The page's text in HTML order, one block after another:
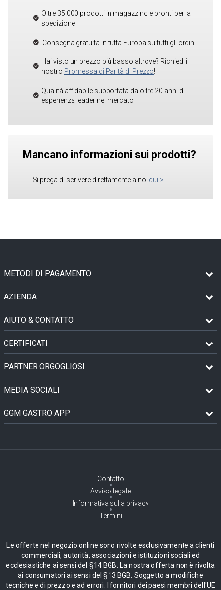
Oltre 35.000 prodotti in magazzino e pronti per la
spedizione
Consegna gratuita in tutta Europa su tutti gli ordini
Hai visto un prezzo più basso altrove? Richiedi il
nostro Promessa di Parità di Prezzo!
Qualità affidabile supportata da oltre 20 anni di
esperienza leader nel mercato
Mancano informazioni sui prodotti?
Si prega di scrivere direttamente a noi qui >
METODI DI PAGAMENTO
AZIENDA
AIUTO & CONTATTO
CERTIFICATI
PARTNER ORGOGLIOSI
MEDIA SOCIALI
GGM GASTRO APP
Contatto
Avviso legale
Informativa sulla privacy
Termini
Le offerte nel negozio online sono rivolte esclusivamente a clienti
commerciali, autorità, associazioni e istituzioni sociali ed
ecclesiastiche ai sensi del §14 BGB. La nostra offerta non è rivolta
ai consumatori ai sensi del §13 BGB. Soggetto a modifiche
tecniche e di prezzo e ad errori. I fornitori dei paesi membri dell'UE